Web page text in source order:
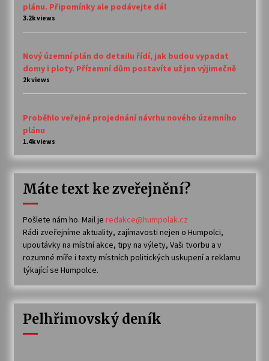
plánu. Připomínky ale podávejte dál
3.2k views
Nový územní plán do detailu řídí, jak budou vypadat
domy i ploty. Přízemní dům postavíte už jen výjimečně
2k views
Proběhlo veřejné projednání návrhu nového územního
plánu
1.4k views
Máte text ke zveřejnění?
Pošlete nám ho. Mail je redakce@humpolak.cz
Rádi zveřejníme aktuality, zajímavosti nejen o Humpolci,
upoutávky na místní akce, tipy na výlety, Vaši tvorbu a v
rozumné míře i texty místních politických uskupení a reklamu
týkající se Humpolce.
Pelhřimovský deník